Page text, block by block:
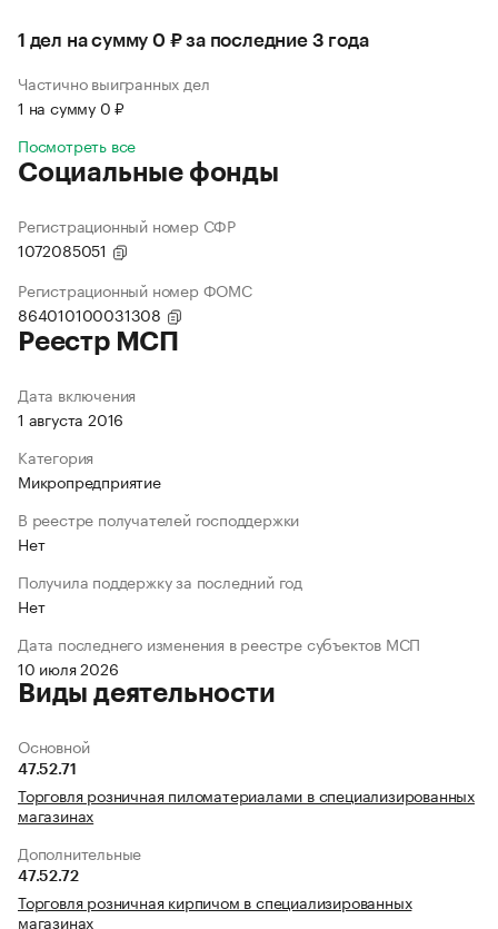
1 дел на сумму 0 ₽ за последние 3 года
Частично выигранных дел
1 на сумму 0 ₽
Посмотреть все
Социальные фонды
Регистрационный номер СФР
1072085051
Регистрационный номер ФОМС
864010100031308
Реестр МСП
Дата включения
1 августа 2016
Категория
Микропредприятие
В реестре получателей господдержки
Нет
Получила поддержку за последний год
Нет
Дата последнего изменения в реестре субъектов МСП
10 июля 2026
Виды деятельности
Основной
47.52.71
Торговля розничная пиломатериалами в специализированных
магазинах
Дополнительные
47.52.72
Торговля розничная кирпичом в специализированных
магазинах